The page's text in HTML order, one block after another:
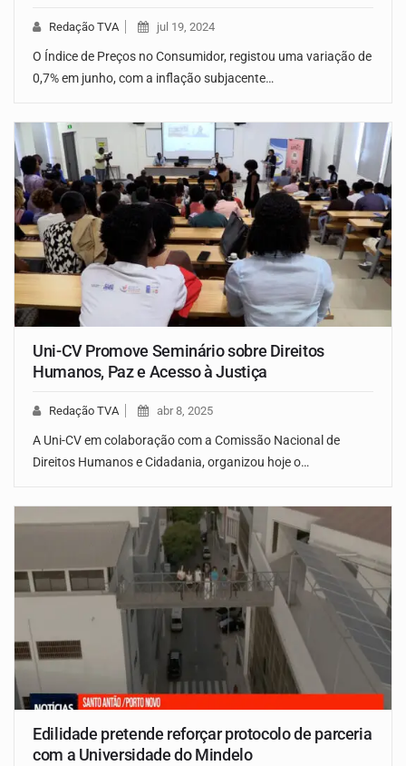
Redação TVA jul 19, 2024
O Índice de Preços no Consumidor, registou uma variação de
0,7% em junho, com a inflação subjacente…
Uni-CV Promove Seminário sobre Direitos
Humanos, Paz e Acesso à Justiça
Redação TVA abr 8, 2025
A Uni-CV em colaboração com a Comissão Nacional de
Direitos Humanos e Cidadania, organizou hoje o…
Edilidade pretende reforçar protocolo de parceria
com a Universidade do Mindelo